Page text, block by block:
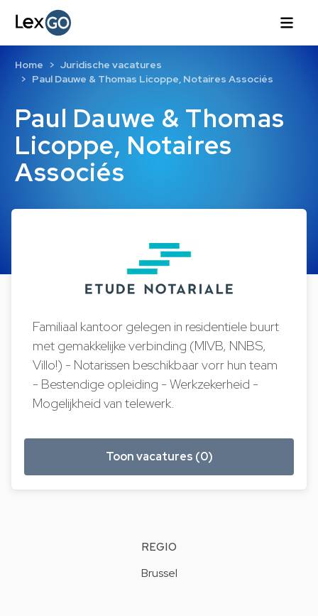
Paul Dauwe & Thomas
Licoppe, Notaires
Associés
Home
Juridische vacatures
Paul Dauwe & Thomas Licoppe, Notaires Associés
Familiaal kantoor gelegen in residentiele buurt
met gemakkelijke verbinding (MIVB, NNBS,
Villo!) - Notarissen beschikbaar vorr hun team
- Bestendige opleiding - Werkzekerheid -
Mogelijkheid van telewerk.
Toon vacatures (0)
REGIO
Brussel